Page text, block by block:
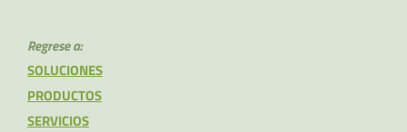
Regrese a:
SOLUCIONES
PRODUCTOS
SERVICIOS